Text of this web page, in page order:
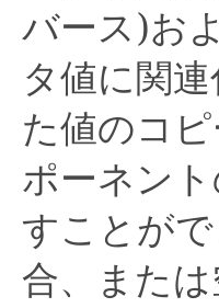
バース)お
タ値に関
た値のコ
ポーネン
すことがで
合、また